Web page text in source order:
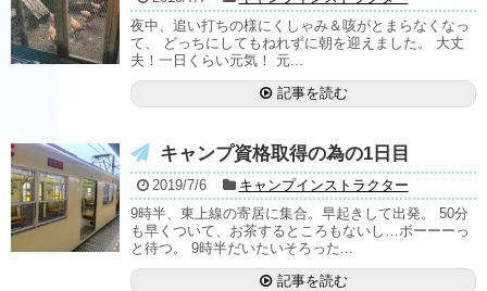
夜中、追い打ちの様にくしゃみ＆咳がとまらなくなっ
て、 どっちにしてもねれずに朝を迎えました。 大丈
夫！一日くらい元気！ 元...
記事を読む
キャンプ資格取得の為の1日目
2019/7/6
キャンプインストラクター
9時半、東上線の寄居に集合。早起きして出発。 50分
も早くついて、お茶するところもないし…ボーーーっ
と待つ。 9時半だいたいそろった...
記事を読む